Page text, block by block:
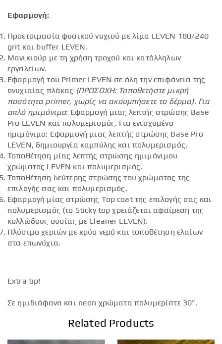
Εφαρμογή:
Προετοιμασία φυσικού νυχιού με λίμα LEVEN 180/240
grit και buffer LEVEN.
Μανικιούρ με τη χρήση τροχού και κατάλληλων
εργαλείων.
Εφαρμογή του Primer LEVEN σε όλη την επιφάνεια της
ονυχιαίας πλάκας (ΠΡΟΣΟΧΗ: Τοποθετήστε μικρή
ποσότητα primer, χωρίς να ακουμπήσετε το δέρμα).Για
απλό ημιμόνιμο: Εφαρμογή μιας λεπτής στρώσης Base
Pro LEVEN και πολυμερισμός. Για ενισχυμένο
ημιμόνιμο: Εφαρμογή μιας λεπτής στρώσης Base Pro
LEVEN, δημιουργία καμπύλης και πολυμερισμός.
Τοποθέτηση μίας λεπτής στρώσης ημιμόνιμου
χρώματος LEVEN και πολυμερισμός.
Τοποθέτηση δεύτερης στρώσης του χρώματος της
επιλογής σας και πολυμερισμός.
Εφαρμογή μίας στρώσης Top coat της επιλογής σας και
πολυμερισμός (το Sticky top χρειάζεται αφαίρεση της
κολλώδους ουσίας με Cleaner LEVEN).
Πλύσιμο χεριών με κρύο νερό και τοποθέτηση ελαίων
στα επωνύχια.
Extra tip!
Σε ημιδιάφανα και neon χρώματα πολυμερίστε 30”.
Related Products